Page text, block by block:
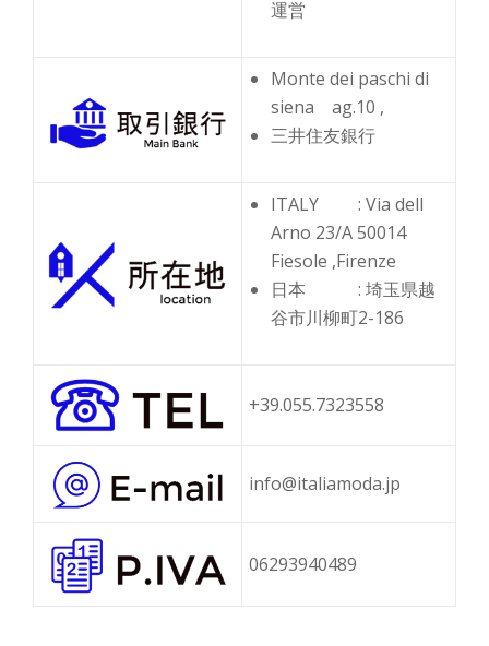
運営
Monte dei paschi di
siena ag.10 ,
三井住友銀行
ITALY : Via dell
Arno 23/A 50014
Fiesole ,Firenze
日本 : 埼玉県越
谷市川柳町2-186
+39.055.7323558
info@italiamoda.jp
06293940489